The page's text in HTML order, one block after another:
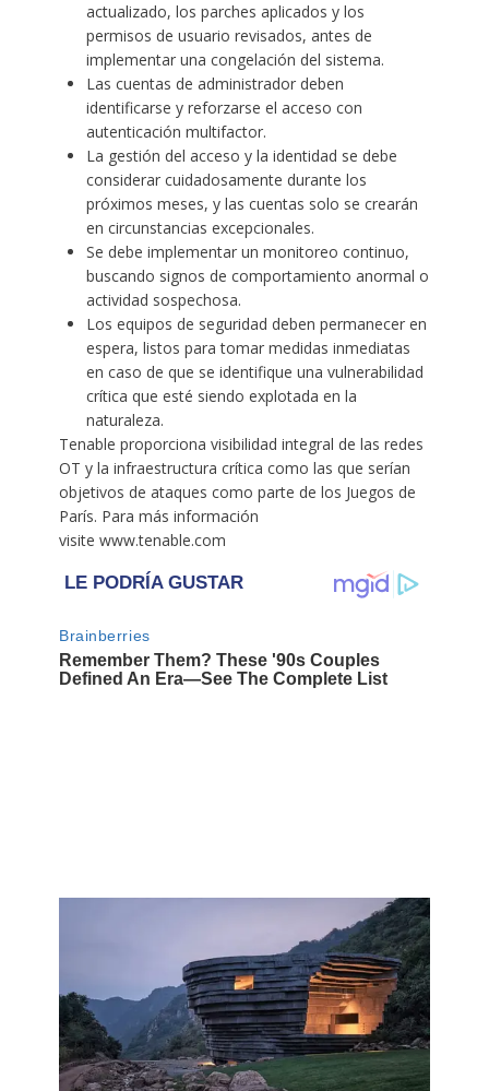
actualizado, los parches aplicados y los
permisos de usuario revisados, antes de
implementar una congelación del sistema.
Las cuentas de administrador deben
identificarse y reforzarse el acceso con
autenticación multifactor.
La gestión del acceso y la identidad se debe
considerar cuidadosamente durante los
próximos meses, y las cuentas solo se crearán
en circunstancias excepcionales.
Se debe implementar un monitoreo continuo,
buscando signos de comportamiento anormal o
actividad sospechosa.
Los equipos de seguridad deben permanecer en
espera, listos para tomar medidas inmediatas
en caso de que se identifique una vulnerabilidad
crítica que esté siendo explotada en la
naturaleza.
Tenable proporciona visibilidad integral de las redes
OT y la infraestructura crítica como las que serían
objetivos de ataques como parte de los Juegos de
París. Para más información
visite www.tenable.com